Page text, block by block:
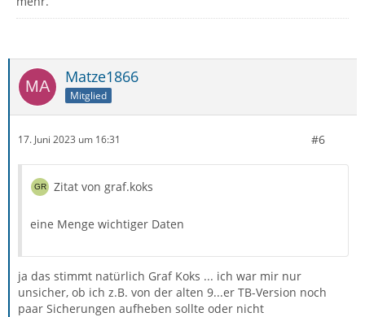
Matze1866
Mitglied
17. Juni 2023 um 16:31 #6
Zitat von graf.koks
eine Menge wichtiger Daten
ja das stimmt natürlich Graf Koks ... ich war mir nur
unsicher, ob ich z.B. von der alten 9...er TB-Version noch
paar Sicherungen aufheben sollte oder nicht